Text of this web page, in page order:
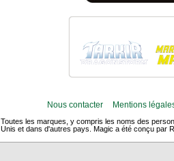
Nous contacter Mentions
Toutes les marques, y compris les noms des
Unis et dans d'autres pays. Magic a été conçu par